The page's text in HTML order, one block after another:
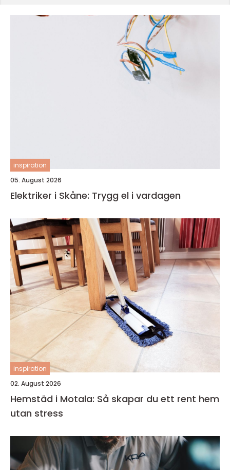
inspiration
05. August 2026
Elektriker i Skåne: Trygg el i vardagen
inspiration
02. August 2026
Hemstäd i Motala: Så skapar du ett rent hem
utan stress